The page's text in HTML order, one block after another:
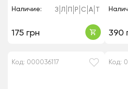
Наличие: З Л Р С А
175 грн 390
Код: 000036117 Код: